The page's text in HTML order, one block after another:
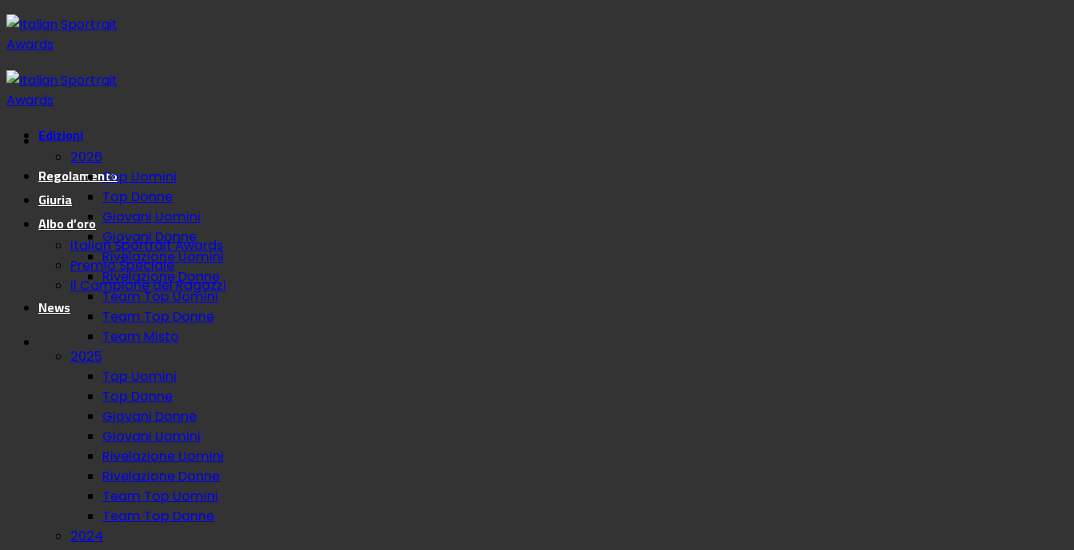
Salta
ai
contenuti
Regolamento
Giuria
Albo d’oro
Italian Sportrait Awards
Premio Speciale
Il Campione dei Ragazzi
News
Edizioni
2026
Top Uomini
Top Donne
Giovani Uomini
Giovani Donne
Rivelazione Uomini
Rivelazione Donne
Team Top Uomini
Team Top Donne
Team Misto
2025
Top Uomini
Top Donne
Giovani Donne
Giovani Uomini
Rivelazione Uomini
Rivelazione Donne
Team Top Uomini
Team Top Donne
2024